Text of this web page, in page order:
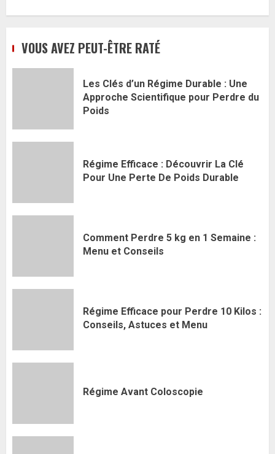
VOUS AVEZ PEUT-ÊTRE RATÉ
Les Clés d’un Régime Durable : Une
Approche Scientifique pour Perdre du
Poids
Régime Efficace : Découvrir La Clé
Pour Une Perte De Poids Durable
Comment Perdre 5 kg en 1 Semaine :
Menu et Conseils
Régime Efficace pour Perdre 10 Kilos :
Conseils, Astuces et Menu
Régime Avant Coloscopie